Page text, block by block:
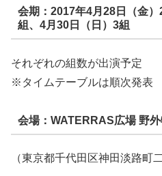
会期：2017年4月28日（金
組、4月30日（日）3組
それぞれの組数が出演予定
※タイムテーブルは順次発表
会場：WATERRAS広場 野
（東京都千代田区神田淡路町